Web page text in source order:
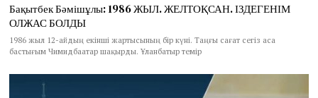
Бақытбек Бәмішұлы: 1986 ЖЫЛ. ЖЕЛТОҚСАН. ІЗДЕГЕНІМ
ОЛЖАС БОЛДЫ
1986 жыл 12-айдың екінші жартысының бір күні. Таңғы сағат сегіз аса
бастығым Чимидбаатар шақырды. Ұланбатыр темір